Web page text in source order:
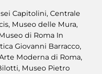
Capitolini, Centrale
Museo delle Mura,
di Roma In
Giovanni Barracco,
Moderna di Roma,
Museo Pietro